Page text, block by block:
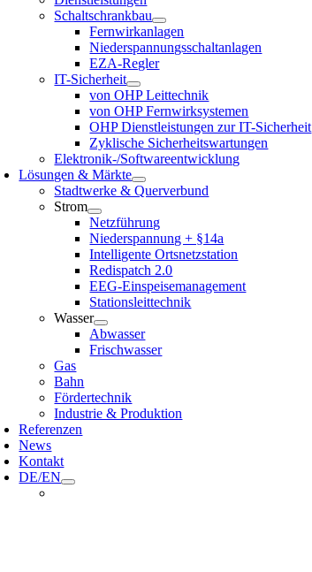
Schaltschrankbau
Fernwirkanlagen
Niederspannungsschaltanlagen
EZA-Regler
IT-Sicherheit
von OHP Leittechnik
von OHP Fernwirksystemen
OHP Dienstleistungen zur IT-Sicherheit
Zyklische Sicherheitswartungen
Elektronik-/Softwareentwicklung
Lösungen & Märkte
Stadtwerke & Querverbund
Strom
Netzführung
Niederspannung + §14a
Intelligente Ortsnetzstation
Redispatch 2.0
EEG-Einspeisemanagement
Stationsleittechnik
Wasser
Abwasser
Frischwasser
Gas
Bahn
Fördertechnik
Industrie & Produktion
Referenzen
News
Kontakt
DE/EN